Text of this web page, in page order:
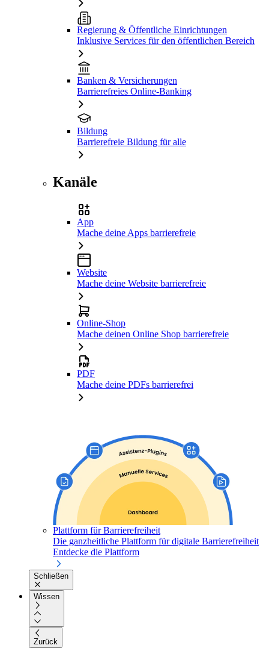
Regierung & Öffentliche Einrichtungen
Inklusive Services für den öffentlichen Bereich
Banken & Versicherungen
Barrierefreies Online-Banking
Bildung
Barrierefreie Bildung für alle
Kanäle
App
Mache deine Apps barrierefreie
Website
Mache deine Website barrierefreie
Online-Shop
Mache deinen Online Shop barrierefreie
PDF
Mache deine PDFs barrierefrei
Plattform für Barrierefreiheit
Die ganzheitliche Plattform für digitale Barrierefreiheit
Entdecke die Plattform
Schließen
Wissen
Zurück